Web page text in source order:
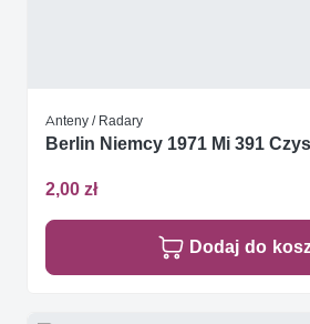
Anteny / Radary
Berlin Niemcy 1971 Mi 391
2,00 zł
Dodaj do